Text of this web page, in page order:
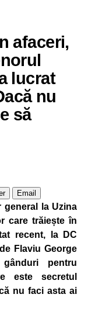
afaceri,
lucrat
nu
să
Email
general la Uzina
care trăiește în
recent, la DC
Flaviu George
pentru
este secretul
nu faci asta ai